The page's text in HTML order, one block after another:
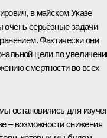
в майском Указе
серьёзные задачи
Фактически они
цели по
смертности во всех
остановились для
– возможности снижения